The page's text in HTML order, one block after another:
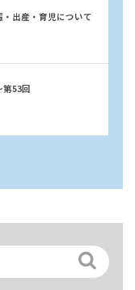
・出産・育児について
第53回